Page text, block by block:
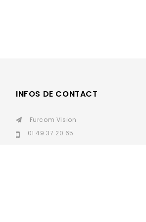
INFOS DE CONTACT
Furcom Vision
01 49 37 20 65